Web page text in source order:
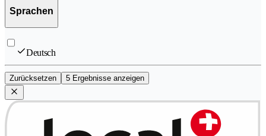
Sprachen
Deutsch
Zurücksetzen 5 Ergebnisse anzeigen